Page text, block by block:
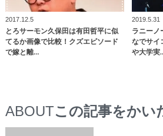
2017.12.5
とろサーモン久保田は有田哲平に似
てるか画像で比較！クズエピソード
で嫁と離…
2019.5.31
ラニーノ
なでサイ
や大学実
ABOUTこの記事をかい